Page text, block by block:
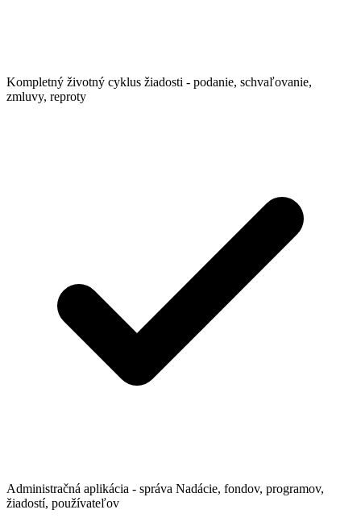
Kompletný životný cyklus žiadosti - podanie, schvaľovanie,
zmluvy, reproty
Administračná aplikácia - správa Nadácie, fondov, programov,
žiadostí, používateľov